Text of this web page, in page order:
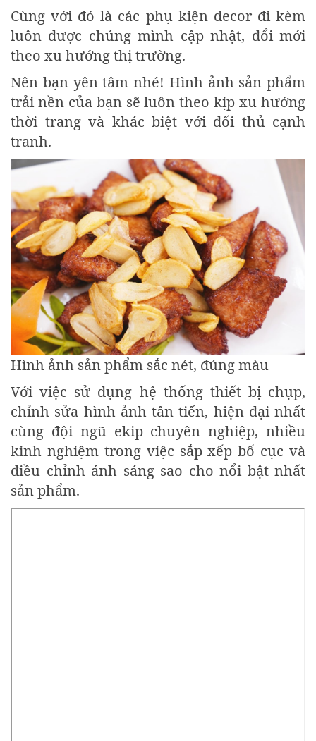
Cùng với đó là các phụ kiện decor đi kèm
luôn được chúng mình cập nhật, đổi mới
theo xu hướng thị trường.
Nên bạn yên tâm nhé! Hình ảnh sản phẩm
trải nền của bạn sẽ luôn theo kịp xu hướng
thời trang và khác biệt với đối thủ cạnh
tranh.
Hình ảnh sản phẩm sắc nét, đúng màu
Với việc sử dụng hệ thống thiết bị chụp,
chỉnh sửa hình ảnh tân tiến, hiện đại nhất
cùng đội ngũ ekip chuyên nghiệp, nhiều
kinh nghiệm trong việc sắp xếp bố cục và
điều chỉnh ánh sáng sao cho nổi bật nhất
sản phẩm.